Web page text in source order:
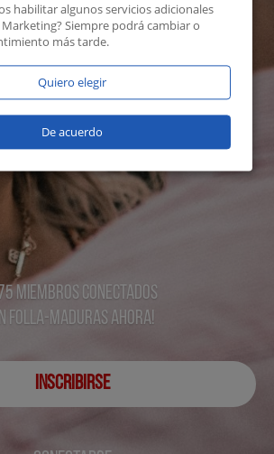
miembros conectados
Folla-maduras ahora!
INSCRIBIRSE
habilitar algunos servicios adicionales
Marketing? Siempre podrá cambiar o
más tarde.
Quiero elegir
De acuerdo